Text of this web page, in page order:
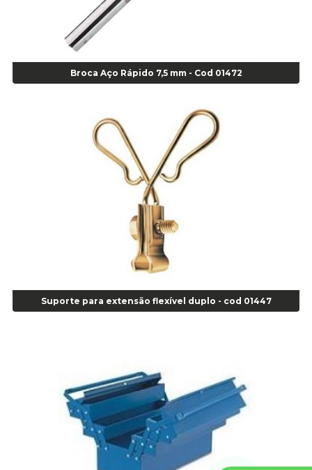
Alicate Corte Diagonal - Cod 02138
Alicate Corte Frontal - Cod 02685
Alicate Corte Frontal - Cod 02685
Alicate de Corte Diagonal - cod 02138
Alicate para Abracadeira 3/16" x 1.3/16" 29840 - Gedore - Cod 02174
Alicate para Anéis Externos Bico Reto - Gedore A2 - Cod 00894
Alicate para Anéis Externos com Bico Curvo - Gedore A21 - Cod 00895
Alicate para Anéis Internos Bico Curvo - Gedore J21 - Cod 00893
Alicate para Anéis Tipo Trava Câmbio 8134 Gedore - Cod 02008
Alicate para Balanceamento - Cod 03078
Alicate para trava de cambio 398 11" - Corneta - Cod 03113
Alicate Universal 8" Gedore - Cod 00133
Anel Centralizador Fiat 4 pçs - Amarelo - Cod 00517
Anel Centralizador Peugeot 4pçs - Branco - Cod 01466
Anel Centralizador Renault 4pçs - Marrom - Cod 01467
Anel Centralizador Toyota 4pçs - Preto - Cod 01335
Anel Centralizador VW 4pçs - Laranja - Cod 00520
Anel de vedação Jumbo OR-224 TG - Cod: 03749
Anel de vedação Jumbo OR-449 Cod: 03752
Broca Aço Rápido 7,5 mm - Cod 01472
Suporte para extensão flexível duplo - cod 01447